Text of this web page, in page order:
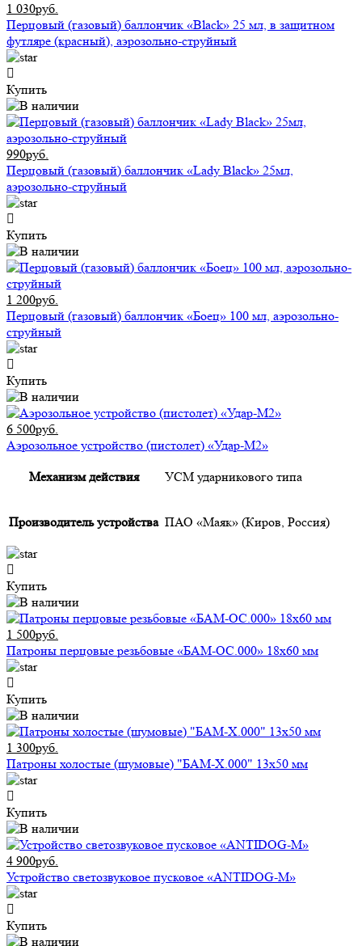
1 030руб.
Перцовый (газовый) баллончик «Black» 25 мл, в защитном
футляре (красный), аэрозольно-струйный
Купить
990руб.
Перцовый (газовый) баллончик «Lady Black» 25мл,
аэрозольно-струйный
Купить
1 200руб.
Перцовый (газовый) баллончик «Боец» 100 мл, аэрозольно-
струйный
Купить
6 500руб.
Аэрозольное устройство (пистолет) «Удар-М2»
Механизм действия УСМ ударникового типа
Производитель устройства ПАО «Маяк» (Киров, Россия)
Купить
1 500руб.
Патроны перцовые резьбовые «БАМ-ОС.000» 18х60 мм
Купить
1 300руб.
Патроны холостые (шумовые) "БАМ-Х.000" 13х50 мм
Купить
4 900руб.
Устройство светозвуковое пусковое «ANTIDOG-M»
Купить